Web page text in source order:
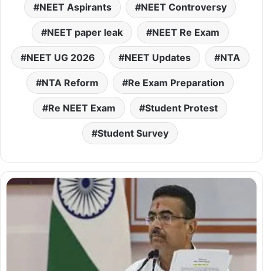
NEET Aspirants NEET Controversy
NEET paper leak NEET Re Exam
NEET UG 2026 NEET Updates NTA
NTA Reform Re Exam Preparation
Re NEET Exam Student Protest
Student Survey